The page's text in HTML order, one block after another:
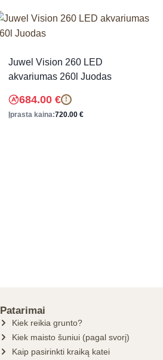
Juwel Vision 260 LED
akvariumas 260l Juodas
684.00 € !
Įprasta kaina:720.00 €
Patarimai
Kiek reikia grunto?
Kiek maisto šuniui (pagal svorį)
Kaip pasirinkti kraiką katei